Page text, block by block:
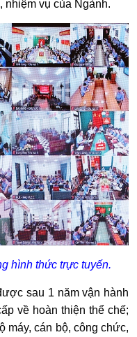
nhiệm vụ của Ngành.
hình thức trực tuyến.
sau 1 năm vận hành
về hoàn thiện thể chế;
máy, cán bộ, công chức,